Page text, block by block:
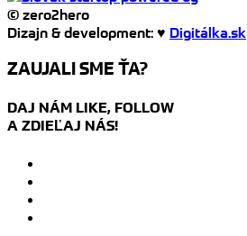
© zero2hero
Dizajn & development: ♥ Digitálka.sk
ZAUJALI SME ŤA?
DAJ NÁM LIKE, FOLLOW
A ZDIEĽAJ NÁS!